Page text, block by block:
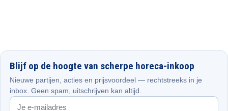
Blijf op de hoogte van scherpe horeca-inkoop
Nieuwe partijen, acties en prijsvoordeel — rechtstreeks in je
inbox. Geen spam, uitschrijven kan altijd.